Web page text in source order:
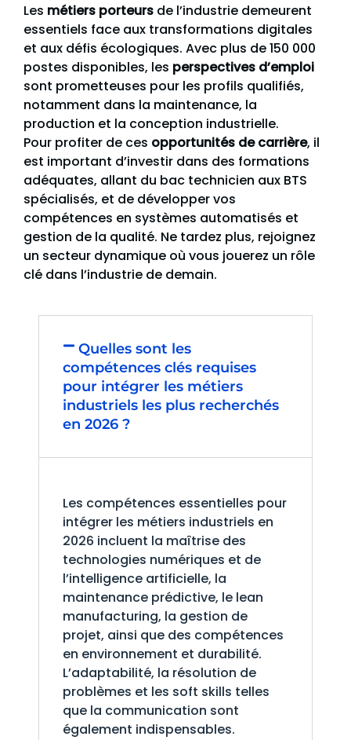
Les métiers porteurs de l’industrie demeurent
essentiels face aux transformations digitales
et aux défis écologiques. Avec plus de 150 000
postes disponibles, les perspectives d’emploi
sont prometteuses pour les profils qualifiés,
notamment dans la maintenance, la
production et la conception industrielle.
Pour profiter de ces opportunités de carrière, il
est important d’investir dans des formations
adéquates, allant du bac technicien aux BTS
spécialisés, et de développer vos
compétences en systèmes automatisés et
gestion de la qualité. Ne tardez plus, rejoignez
un secteur dynamique où vous jouerez un rôle
clé dans l’industrie de demain.
Quelles sont les
compétences clés requises
pour intégrer les métiers
industriels les plus recherchés
en 2026 ?
Les compétences essentielles pour
intégrer les métiers industriels en
2026 incluent la maîtrise des
technologies numériques et de
l’intelligence artificielle, la
maintenance prédictive, le lean
manufacturing, la gestion de
projet, ainsi que des compétences
en environnement et durabilité.
L’adaptabilité, la résolution de
problèmes et les soft skills telles
que la communication sont
également indispensables.